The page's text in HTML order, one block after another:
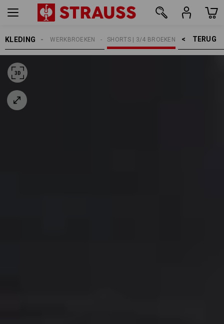
KLEDING TERUG    >
SHORTS | 3/4 BROEKEN
WERKBROEKEN
HEREN